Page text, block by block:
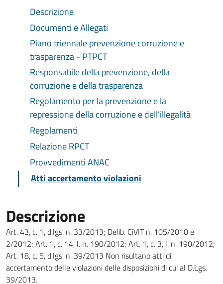
Descrizione
Documenti e Allegati
Piano triennale prevenzione corruzione e
trasparenza - PTPCT
Responsabile della prevenzione, della
corruzione e della trasparenza
Regolamento per la prevenzione e la
repressione della corruzione e dell'illegalità
Regolamenti
Relazione RPCT
Provvedimenti ANAC
Atti accertamento violazioni
Descrizione
Art. 43, c. 1, d.lgs. n. 33/2013; Delib. CiVIT n. 105/2010 e
2/2012; Art. 1, c. 14, l. n. 190/2012; Art. 1, c. 3, l. n. 190/2012;
Art. 18, c. 5, d.lgs. n. 39/2013 Non risultano atti di
accertamento delle violazioni delle disposizioni di cui al D.Lgs.
39/2013.